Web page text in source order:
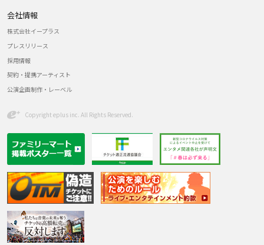
会社情報
株式会社イープラス
プレスリリース
採用情報
契約・提携アーティスト
公演企画制作・レーベル
Copyright eplus inc. All Rights Reserved.